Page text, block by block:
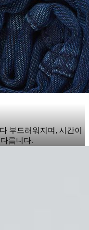
부드러워지며, 시간이
릅니다.